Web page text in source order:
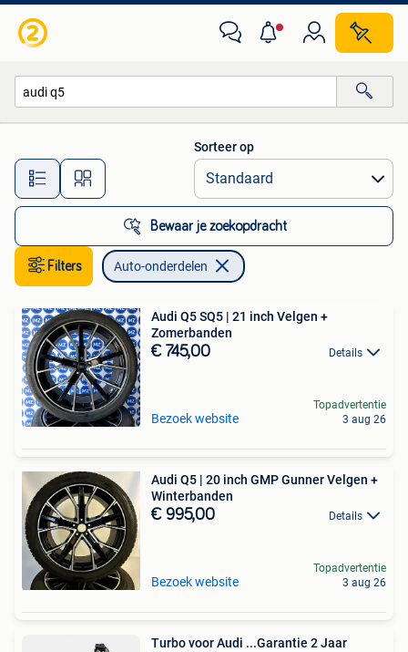
Alle afstanden…
Sorteer op
Bewaar je zoekopdracht
Filters Auto-onderdelen
Audi Q5 SQ5 | 21 inch Velgen +
Zomerbanden
€ 745,00 Details
Bezoek website
Topadvertentie
3 aug 26
Audi Q5 | 20 inch GMP Gunner Velgen +
Winterbanden
€ 995,00 Details
Bezoek website
Topadvertentie
3 aug 26
Turbo voor Audi ...Garantie 2 Jaar